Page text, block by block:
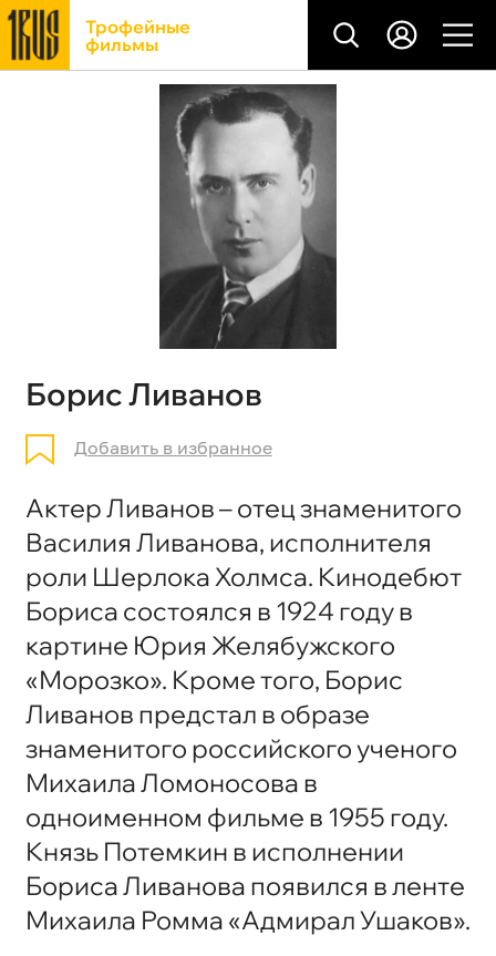
Трофейные
фильмы
Борис Ливанов
Добавить в избранное
Актер Ливанов – отец знаменитого
Василия Ливанова, исполнителя
роли Шерлока Холмса. Кинодебют
Бориса состоялся в 1924 году в
картине Юрия Желябужского
«Морозко». Кроме того, Борис
Ливанов предстал в образе
знаменитого российского ученого
Михаила Ломоносова в
одноименном фильме в 1955 году.
Князь Потемкин в исполнении
Бориса Ливанова появился в ленте
Михаила Ромма «Адмирал Ушаков».